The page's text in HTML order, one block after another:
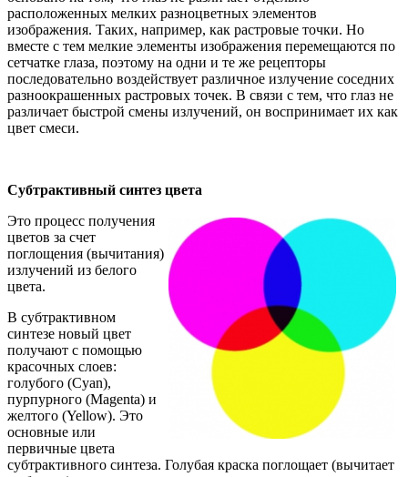
расположенных мелких разноцветных элементов
изображения. Таких, например, как растровые точки. Но
вместе с тем мелкие элементы изображения перемещаются по
сетчатке глаза, поэтому на одни и те же рецепторы
последовательно воздействует различное излучение соседних
разноокрашенных растровых точек. В связи с тем, что глаз не
различает быстрой смены излучений, он воспринимает их как
цвет смеси.
Субтрактивный синтез цвета
Это процесс получения
цветов за счет
поглощения (вычитания)
излучений из белого
цвета.
В субтрактивном
синтезе новый цвет
получают с помощью
красочных слоев:
голубого (Cyan),
пурпурного (Magenta) и
желтого (Yellow). Это
основные или
первичные цвета
субтрактивного синтеза. Голубая краска поглощает (вычитает